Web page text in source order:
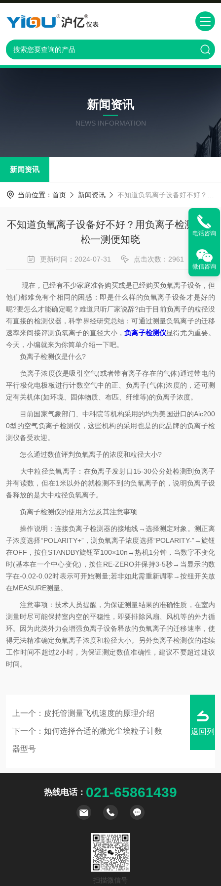
新闻资讯
NEWS INFORMATION
新闻资讯
当前位置： 首页 新闻资讯 不知道负氧离子设备好不好？用负离子检测仪轻松一测便知晓
不知道负氧离子设备好不好？用负离子检测仪轻
松一测便知晓
更新时间：2024-07-31 点击次数：2961
现在，已经有不少家庭准备购买或是已经购买负氧离子设备，但
他们都难免有个相同的困惑：即是什么样的负氧离子设备才是好的
呢?要怎么才能确定呢？难道只听厂家说辞?由于目前负离子的粒径没
有直接的检测仪器，科学界经研究总结：可通过测量负氧离子的迁移
速率来间接评测负氧离子的直径大小，负离子检测仪显得尤为重要。
今天，小编就来为你简单介绍一下吧。
负离子检测仪是什么?
负离子浓度仪是吸引空气(或者带有离子存在的气体)通过带电的
平行极化电极板进行计数空气中的正、负离子(气体)浓度的，还可测
定有关机体(如环境、固体物质、布匹、纤维等)的负离子浓度。
目前国家气象部门、中科院等机构采用的均为美国进口的Aic200
0型的空气负离子检测仪，这些机构的采用也是的此品牌的负离子检
测仪备受欢迎。
怎么通过数值评判负氧离子的浓度和粒径大小?
大中粒径负氧离子：在负离子发射口15-30公分处检测到负离子
并有读数，但在1米以外的就检测不到的负氧离子的，说明负离子设
备释放的是大中粒径负氧离子。
负离子检测仪的使用方法及其注意事项
操作说明：连接负离子检测器的接地线→选择测定对象。测正离
子浓度选择“POLARITY+”，测负氧离子浓度选择“POLARITY-”→旋钮
在OFF，按住STANDBY旋钮至100×10n→热机1分钟，当数字不变化
时(基本在一个中心变化)，按住RE-ZERO并保持3-5秒→当显示的数
字在-0.02-0.02时表示可开始测量;若非如此需重新调零→按纽开关放
在MEASURE测量。
注意事项：技术人员提醒，为保证测量结果的准确性质，在室内
测量时尽可能保持室内空的平稳性，即要排除风扇、风机等的外力循
环。因为此类外力会增强负离子设备释放的负氧离子的迁移速率，使
得无法精准确定负氧离子浓度和粒径大小。另外负离子检测仪的连续
工作时间不超过2小时，为保证测定数值准确性，建议不要超过建议
时间。
上一个： 皮托管测量飞机速度的原理介绍
下一个： 如何选择合适的激光尘埃粒子计数
器型号
返回列
热线电话： 021-65861439
扫描微信号
电话咨询
微信咨询